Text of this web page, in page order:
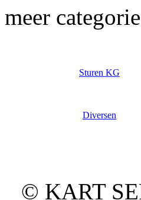
meer
Sturen KG
Diversen
© KART